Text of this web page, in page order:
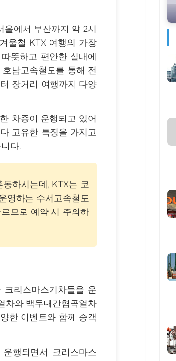
울에서 부산까지 약 2시
울철 KTX 여행의 가장
뜻하고 편안한 실내에
남고속철도를 통해 전
장거리 여행까지 다양
차종이 운행되고 있어
고유한 특징을 가지고
다.
하시는데, KTX는 코
영하는 수서고속철도
므로 예약 시 주의하
리스마스기차들을 운
차와 백두대간협곡열차
한 이벤트와 함께 승객
행되면서 크리스마스